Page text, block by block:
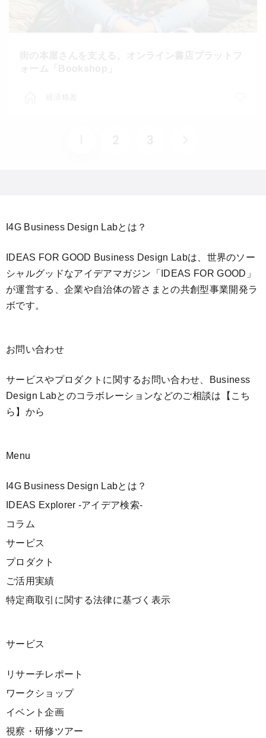
I4G Business Design Labとは？
IDEAS FOR GOOD Business Design Labは、世界のソー
シャルグッドなアイデアマガジン「IDEAS FOR GOOD」
が運営する、企業や自治体の皆さまとの共創型事業開発ラ
ボです。
お問い合わせ
サービスやプロダクトに関するお問い合わせ、Business
Design Labとのコラボレーションなどのご相談は 【こち
ら】 から
Menu
I4G Business Design Labとは？
IDEAS Explorer -アイデア検索-
コラム
サービス
プロダクト
ご活用実績
特定商取引に関する法律に基づく表示
サービス
リサーチレポート
ワークショップ
イベント企画
視察・研修ツアー